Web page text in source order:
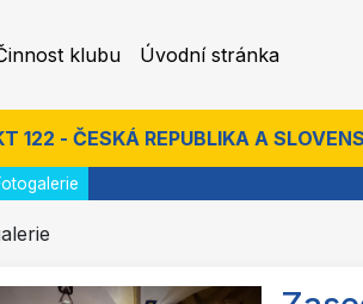
klubu Úvodní stránka
122 - ČESKÁ REPUBLIKA A